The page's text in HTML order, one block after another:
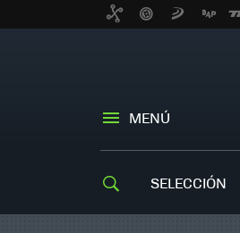
MENÚ
SELECCIÓN